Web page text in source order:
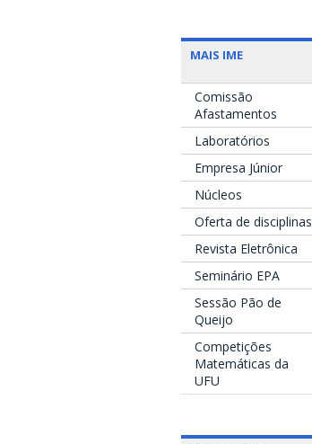
MAIS IME
Comissão
Afastamentos
Laboratórios
Empresa Júnior
Núcleos
Oferta de disciplinas
Revista Eletrônica
Seminário EPA
Sessão Pão de
Queijo
Competições
Matemáticas da
UFU